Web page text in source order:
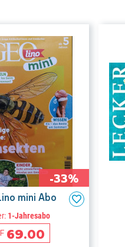
-33%
mini Abo
1-Jahresabo
69.00